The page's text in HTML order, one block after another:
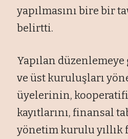
yapılmasını bire bir
belirtti.
Yapılan
ve üst kuruluşları
üyelerinin,
kayıtlarını, finansal
yönetim kurulu yıllık